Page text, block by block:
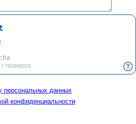
персональных данных
конфиденциальности